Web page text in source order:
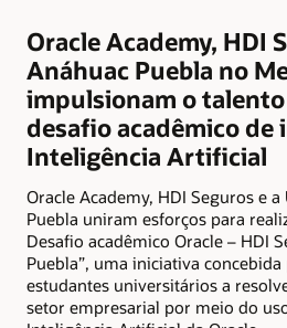
Oracle Academy, HDI
Anáhuac Puebla no
impulsionam o
desafio acadêmico de
Inteligência Artificial
Oracle Academy, HDI Seguros e
Puebla uniram esforços para
Desafio acadêmico Oracle – HDI
Puebla”, uma iniciativa
estudantes universitários a
setor empresarial por meio do